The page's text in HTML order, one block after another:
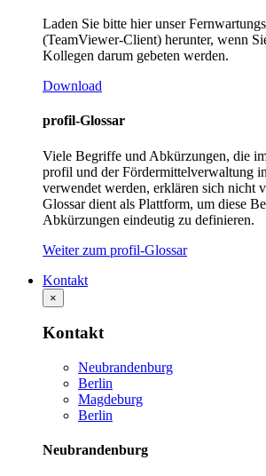
Laden Sie bitte hier unser
(TeamViewer-Client) herunter, wenn
Kollegen darum gebeten werden.
Download
profil-Glossar
Viele Begriffe und Abkürzungen, die
profil und der Fördermittelverwaltung
verwendet werden, erklären sich nicht
Glossar dient als Plattform, um diese
Abkürzungen eindeutig zu definieren.
Weiter zum profil-Glossar
Kontakt
×
Kontakt
Neubrandenburg
Berlin
Magdeburg
Berlin
Neubrandenburg